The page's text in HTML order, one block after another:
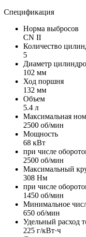
Спецификация
Норма выбросов
CN II
Количество
5
Диаметр
102 мм
Ход поршня
132 мм
Объем
5.4 л
Максимальная
2500 об/мин
Мощность
68 кВт
при числе
2500 об/мин
Максимальный
308 Нм
при числе
1450 об/мин
Минимальное
650 об/мин
Удельный расход
225 г/кВт·ч